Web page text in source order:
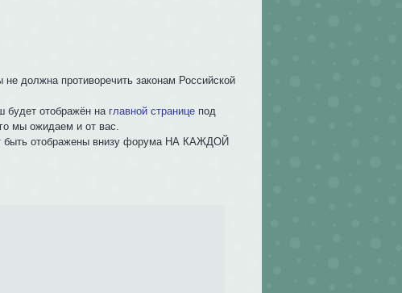
должна противоречить законам Российской
будет отображён на главной странице под
мы ожидаем и от вас.
быть отображены внизу форума НА КАЖДОЙ